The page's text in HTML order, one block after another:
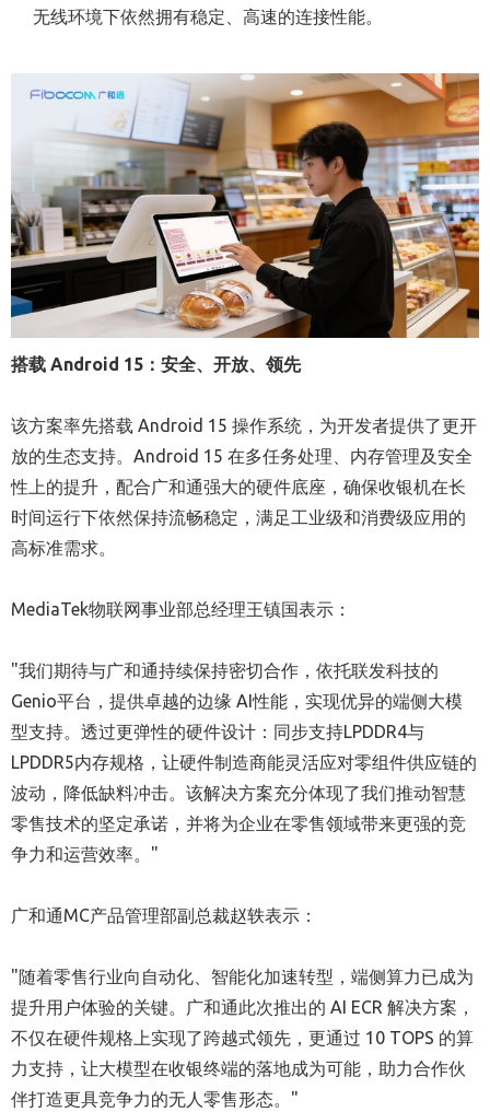
无线环境下依然拥有稳定、高速的连接性能。
搭载 Android 15：安全、开放、领先
该方案率先搭载 Android 15 操作系统，为开发者提供了更开
放的生态支持。Android 15 在多任务处理、内存管理及安全
性上的提升，配合广和通强大的硬件底座，确保收银机在长
时间运行下依然保持流畅稳定，满足工业级和消费级应用的
高标准需求。
MediaTek物联网事业部总经理王镇国表示：
"我们期待与广和通持续保持密切合作，依托联发科技的
Genio平台，提供卓越的边缘 AI性能，实现优异的端侧大模
型支持。透过更弹性的硬件设计：同步支持LPDDR4与
LPDDR5内存规格，让硬件制造商能灵活应对零组件供应链的
波动，降低缺料冲击。该解决方案充分体现了我们推动智慧
零售技术的坚定承诺，并将为企业在零售领域带来更强的竞
争力和运营效率。"
广和通MC产品管理部副总裁赵轶表示：
"随着零售行业向自动化、智能化加速转型，端侧算力已成为
提升用户体验的关键。广和通此次推出的 AI ECR 解决方案，
不仅在硬件规格上实现了跨越式领先，更通过 10 TOPS 的算
力支持，让大模型在收银终端的落地成为可能，助力合作伙
伴打造更具竞争力的无人零售形态。"